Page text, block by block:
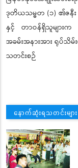
ဒုတိယသမ္မတ (၁) ၏ဇနီး
နှင့် တာဝန်ရှိသူများက အ
အခမ်းအနားအား ရုပ်သိ
သတင်းစဉ်
နောက်ဆုံးရသတင်းများ